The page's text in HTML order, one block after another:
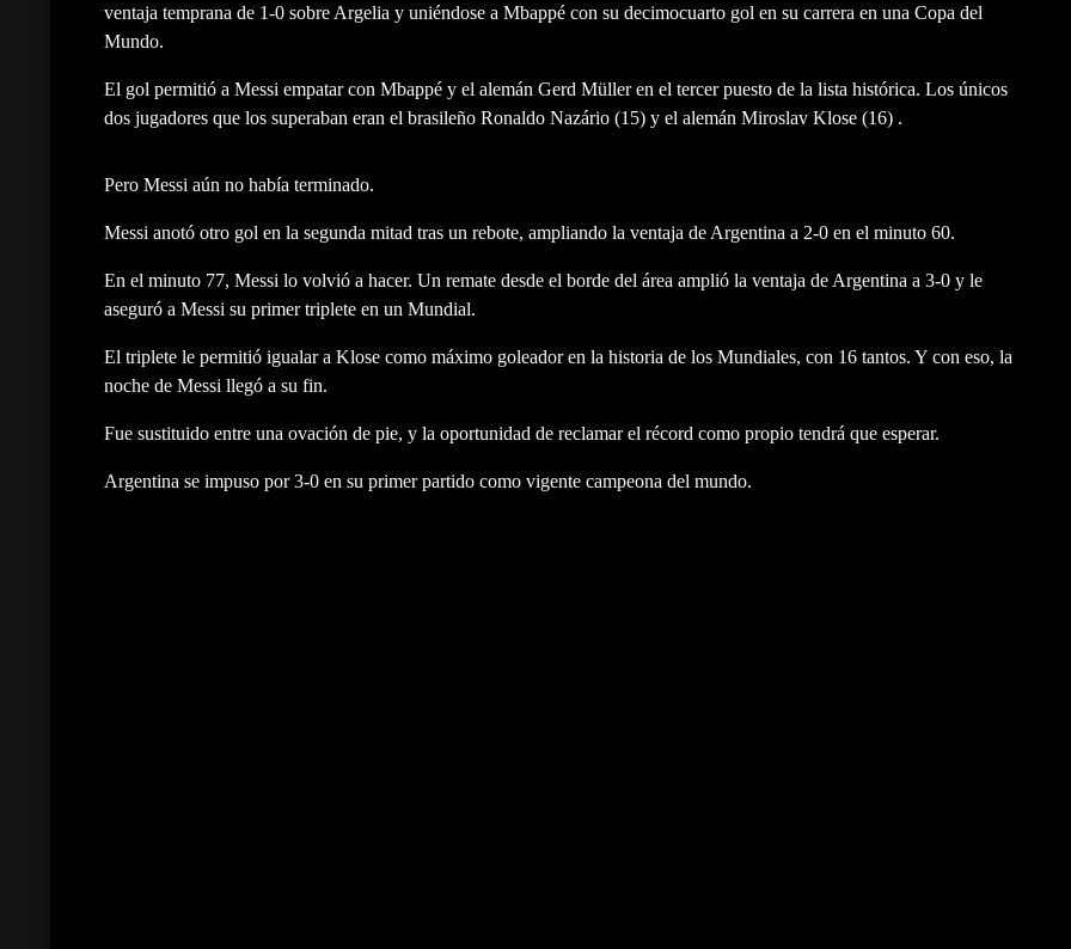
ventaja temprana de 1-0 sobre Argelia y uniéndose a Mbappé con su decimocuarto gol en su carrera en una Copa del
Mundo.
El gol permitió a Messi empatar con Mbappé y el alemán Gerd Müller en el tercer puesto de la lista histórica. Los únicos
dos jugadores que los superaban eran el brasileño Ronaldo Nazário (15) y el alemán Miroslav Klose (16) .
Pero Messi aún no había terminado.
Messi anotó otro gol en la segunda mitad tras un rebote, ampliando la ventaja de Argentina a 2-0 en el minuto 60.
En el minuto 77, Messi lo volvió a hacer. Un remate desde el borde del área amplió la ventaja de Argentina a 3-0 y le
aseguró a Messi su primer triplete en un Mundial.
El triplete le permitió igualar a Klose como máximo goleador en la historia de los Mundiales, con 16 tantos. Y con eso, la
noche de Messi llegó a su fin.
Fue sustituido entre una ovación de pie, y la oportunidad de reclamar el récord como propio tendrá que esperar.
Argentina se impuso por 3-0 en su primer partido como vigente campeona del mundo.